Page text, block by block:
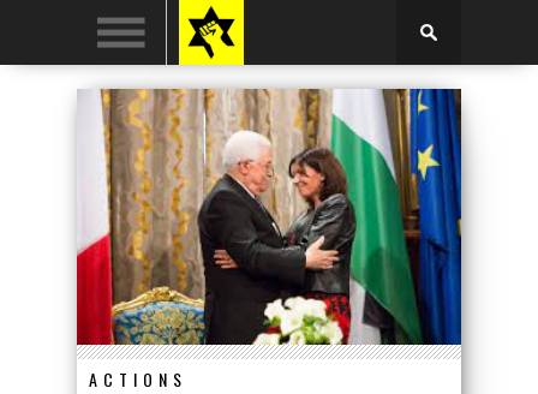
ACTIONS